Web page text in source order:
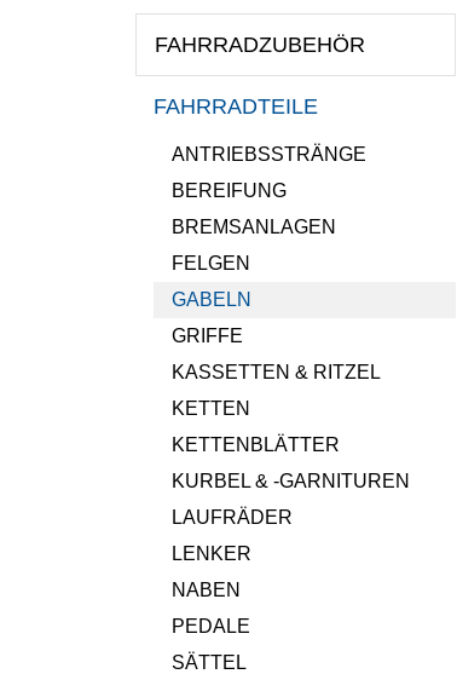
FAHRRADZUBEHÖR
FAHRRADTEILE
ANTRIEBSSTRÄNGE
BEREIFUNG
BREMSANLAGEN
FELGEN
GABELN
GRIFFE
KASSETTEN & RITZEL
KETTEN
KETTENBLÄTTER
KURBEL & -GARNITUREN
LAUFRÄDER
LENKER
NABEN
PEDALE
SÄTTEL